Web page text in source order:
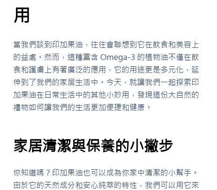
用
當我們談到印加果油，往往會聯想到它在飲食和美容上
的益處。然而，這種富含 Omega-3 的植物油不僅在飲
食和護膚上有著廣泛的應用，它的用途更是多元化，延
伸到了我們的家居生活中。今天，就讓我們一起探索印
加果油在日常生活中的其他小妙用，發現這份大自然的
禮物如何讓我們的生活更加便捷和健康。
家居清潔與保養的小撇步
你知道嗎？印加果油也可以成為你家中清潔的小幫手。
由於它的天然成分和安心純萃的特性，我們可以用它來